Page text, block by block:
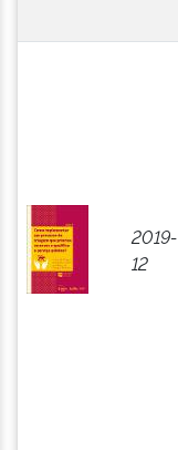
2019-
12